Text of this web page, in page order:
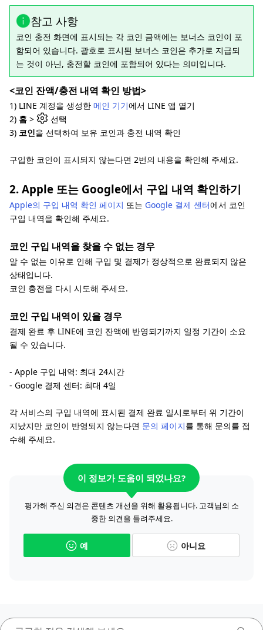
참고 사항
코인 충전 화면에 표시되는 각 코인 금액에는 보너스 코인이 포
함되어 있습니다. 괄호로 표시된 보너스 코인은 추가로 지급되
는 것이 아닌, 충전할 코인에 포함되어 있다는 의미입니다.
<코인 잔액/충전 내역 확인 방법>
1) LINE 계정을 생성한 메인 기기에서 LINE 앱 열기
2) 홈 >
선택
3) 코인을 선택하여 보유 코인과 충전 내역 확인
구입한 코인이 표시되지 않는다면 2번의 내용을 확인해 주세요.
2. Apple 또는 Google에서 구입 내역 확인하기
Apple의 구입 내역 확인 페이지 또는 Google 결제 센터에서 코인
구입 내역을 확인해 주세요.
코인 구입 내역을 찾을 수 없는 경우
알 수 없는 이유로 인해 구입 및 결제가 정상적으로 완료되지 않은
상태입니다.
코인 충전을 다시 시도해 주세요.
코인 구입 내역이 있을 경우
결제 완료 후 LINE에 코인 잔액에 반영되기까지 일정 기간이 소요
될 수 있습니다.
- Apple 구입 내역: 최대 24시간
- Google 결제 센터: 최대 4일
각 서비스의 구입 내역에 표시된 결제 완료 일시로부터 위 기간이
지났지만 코인이 반영되지 않는다면 문의 페이지를 통해 문의를 접
수해 주세요.
이 정보가 도움이 되었나요?
평가해 주신 의견은 콘텐츠 개선을 위해 활용됩니다. 고객님의 소
중한 의견을 들려주세요.
예 아니요